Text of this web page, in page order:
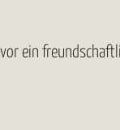
ein